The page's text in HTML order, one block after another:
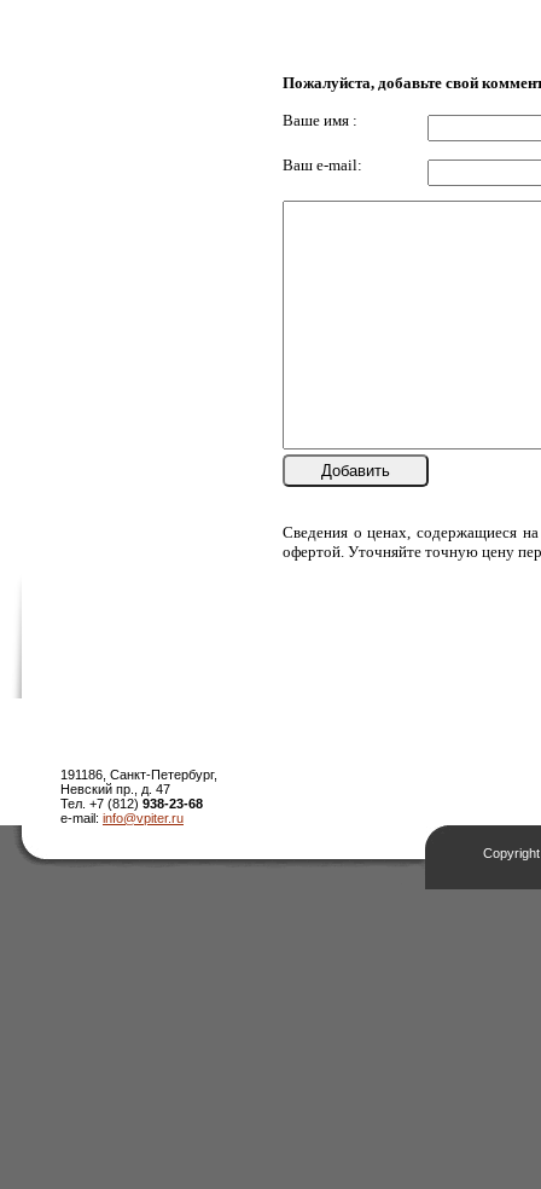
Пожалуйста, добавьте свой
Ваше имя :
Ваш e-mail:
Добавить
Сведения о ценах, содержащиеся
офертой. Уточняйте точную цену
191186, Санкт-Петербург,
Невский пр., д. 47
Тел. +7 (812) 938-23-68
e-mail: info@vpiter.ru